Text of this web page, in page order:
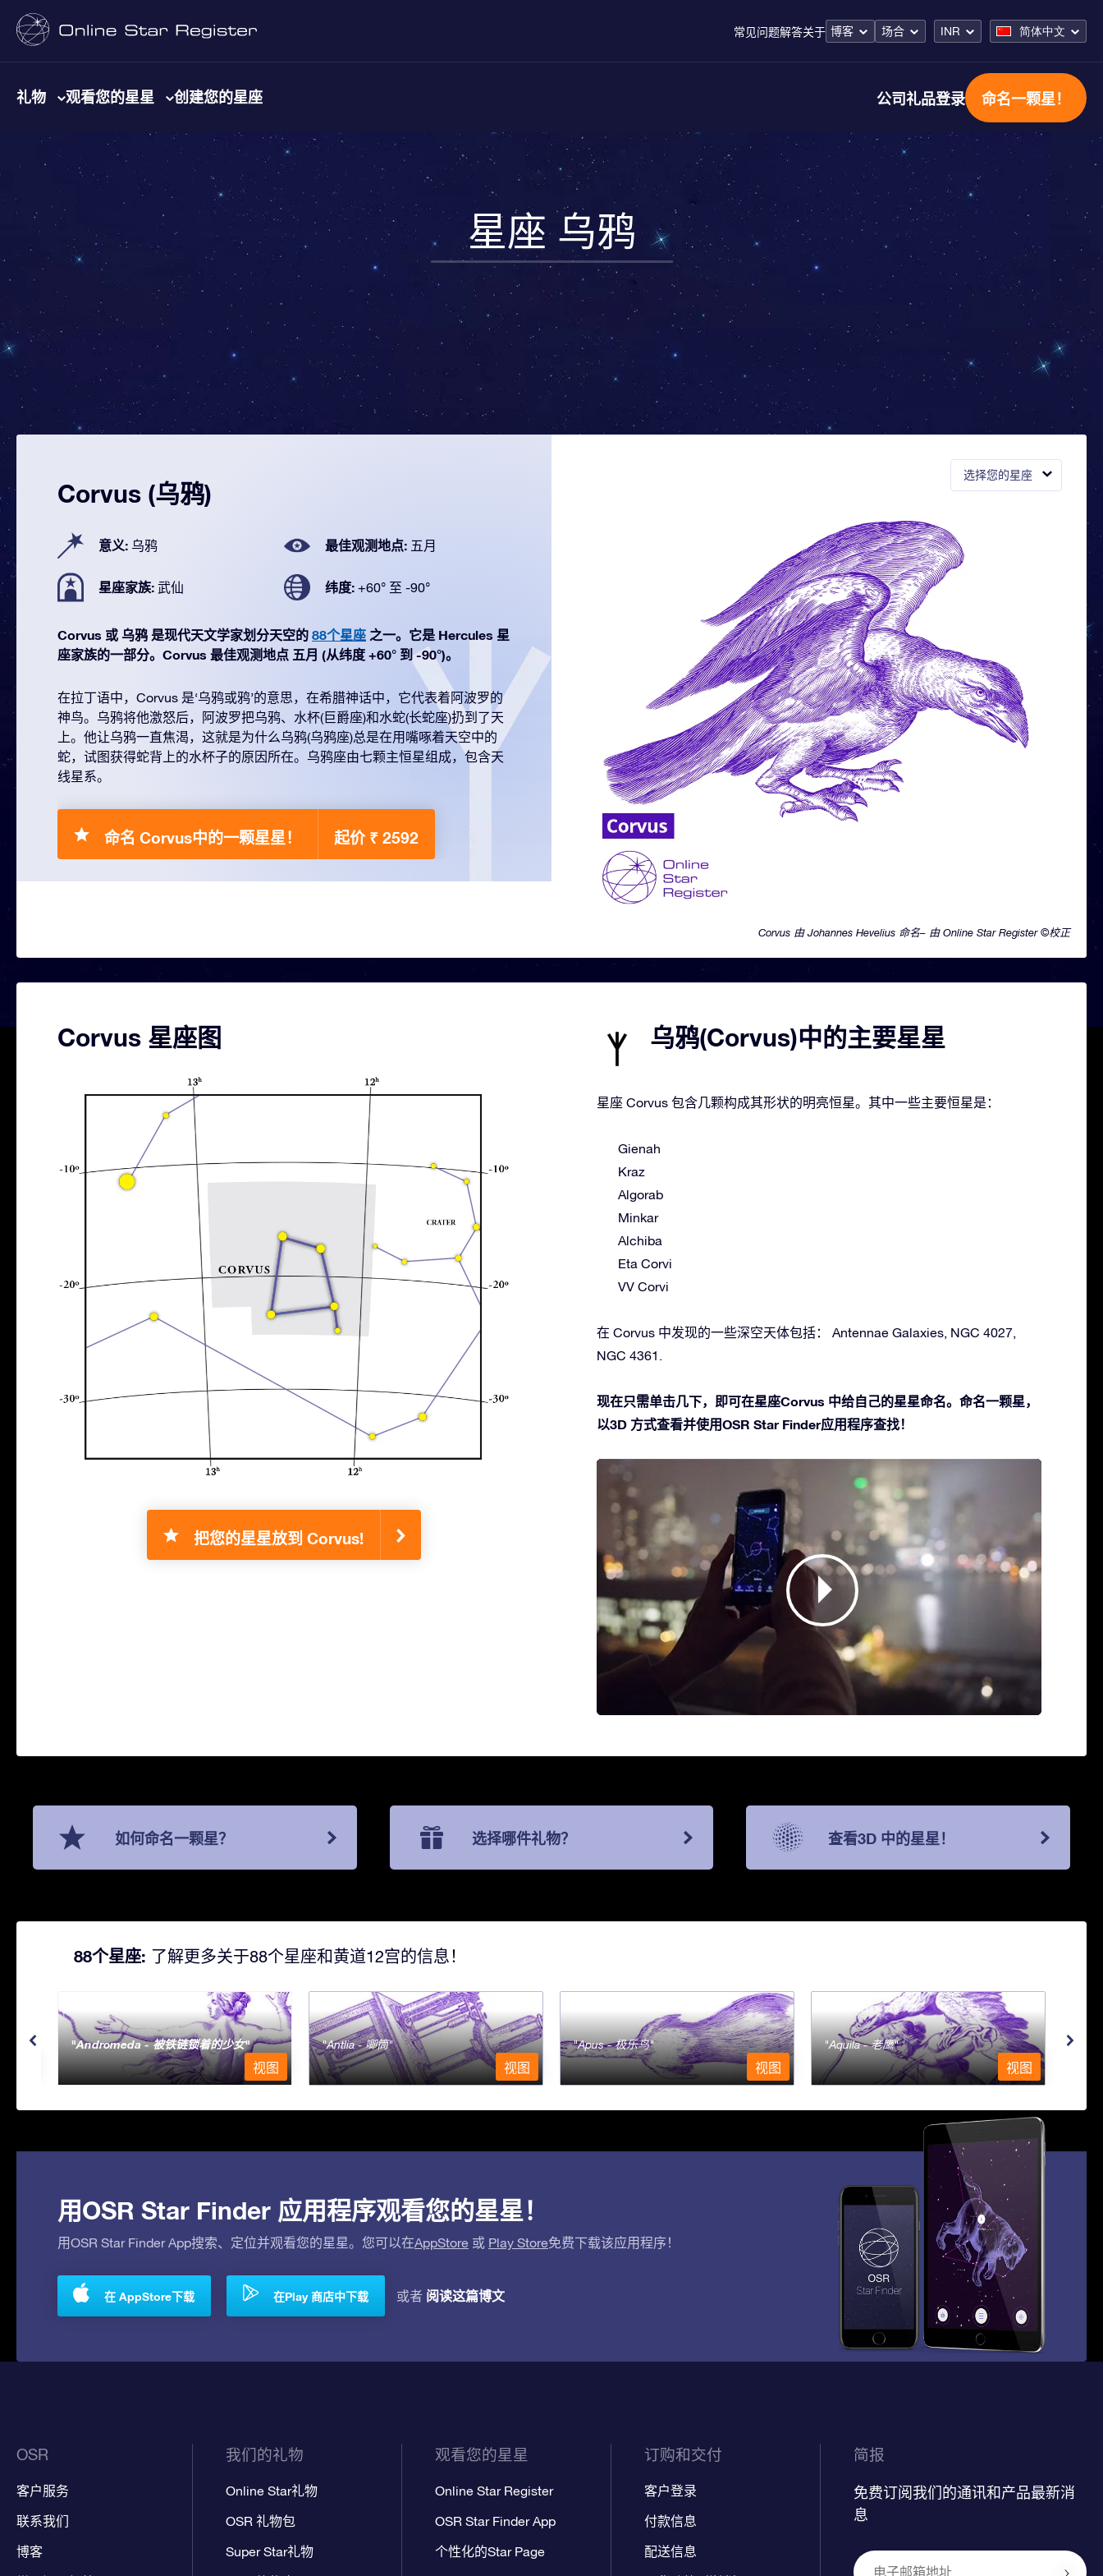
常见问题解答关于 博客 场合 INR 简体中文
礼物 观看您的星星 创建您的星座 公司礼品登录 命名一颗星！
星座 乌鸦
选择您的星座
Corvus 由 Johannes Hevelius 命名– 由 Online Star Register ©校正
Corvus (乌鸦)
意义: 乌鸦 最佳观测地点: 五月
星座家族: 武仙 纬度: +60° 至 -90°
Corvus 或 乌鸦 是现代天文学家划分天空的 88个星座 之一。它是 Hercules 星
座家族的一部分。Corvus 最佳观测地点 五月 (从纬度 +60° 到 -90°)。
在拉丁语中，Corvus 是‘乌鸦或鸦’的意思，在希腊神话中，它代表着阿波罗的
神鸟。乌鸦将他激怒后，阿波罗把乌鸦、水杯(巨爵座)和水蛇(长蛇座)扔到了天
上。他让乌鸦一直焦渴，这就是为什么乌鸦(乌鸦座)总是在用嘴啄着天空中的
蛇，试图获得蛇背上的水杯子的原因所在。乌鸦座由七颗主恒星组成，包含天
线星系。
命名 Corvus中的一颗星星！ 起价 ₹ 2592
Corvus 星座图
把您的星星放到 Corvus!
乌鸦(Corvus)中的主要星星
星座 Corvus 包含几颗构成其形状的明亮恒星。其中一些主要恒星是：
Gienah
Kraz
Algorab
Minkar
Alchiba
Eta Corvi
VV Corvi
在 Corvus 中发现的一些深空天体包括： Antennae Galaxies, NGC 4027,
NGC 4361.
现在只需单击几下，即可在星座Corvus 中给自己的星星命名。命名一颗星，
以3D 方式查看并使用OSR Star Finder应用程序查找！
如何命名一颗星？ 选择哪件礼物？ 查看3D 中的星星！
88个星座: 了解更多关于88个星座和黄道12宫的信息！
Andromeda - 被铁链锁着的少女
视图
Antlia - 唧筒
视图
Apus - 极乐鸟
视图
Aquila - 老鹰
视图
用OSR Star Finder 应用程序观看您的星星！
用OSR Star Finder App搜索、定位并观看您的星星。您可以在AppStore 或 Play Store免费下载该应用程序！
在 AppStore下载 在Play 商店中下载 或者 阅读这篇博文
OSR
客户服务
联系我们
博客
我们的礼物
Online Star礼物
OSR 礼物包
Super Star礼物
观看您的星星
Online Star Register
OSR Star Finder App
个性化的Star Page
订购和交付
客户登录
付款信息
配送信息
简报
免费订阅我们的通讯和产品最新消
息